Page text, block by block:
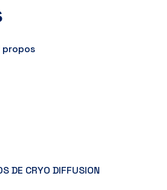
propos
DE CRYO DIFFUSION